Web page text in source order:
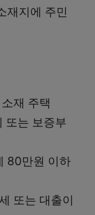
재지에 주민
재 주택
또는 보증부
80만원 이하
또는 대출이